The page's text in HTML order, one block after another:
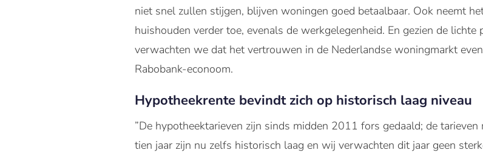
niet snel zullen stijgen, blijven woningen goed betaalbaar. Ook neemt
huishouden verder toe, evenals de werkgelegenheid. En gezien de
verwachten we dat het vertrouwen in de Nederlandse woningmarkt
Rabobank-econoom.
Hypotheekrente bevindt zich op historisch laag niveau
”De hypotheektarieven zijn sinds midden 2011 fors gedaald; de
tien jaar zijn nu zelfs historisch laag en wij verwachten dit jaar geen